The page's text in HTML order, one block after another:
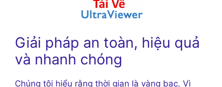
Giải pháp an toàn, hiệu quả
và nhanh chóng
Chúng tôi hiểu rằng thời gian là vàng bạc. Vì